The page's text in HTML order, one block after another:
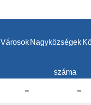
Városok Nagyközségek
száma
– –